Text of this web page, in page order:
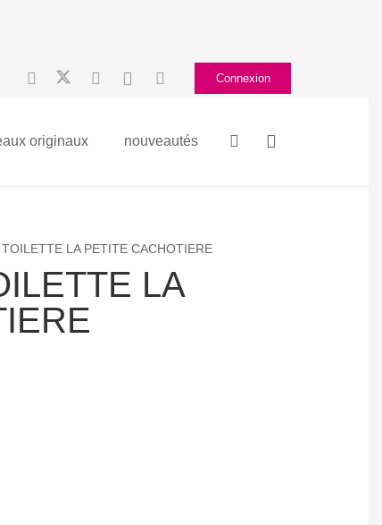
Connexion
originaux nouveautés
LA PETITE CACHOTIERE
LA